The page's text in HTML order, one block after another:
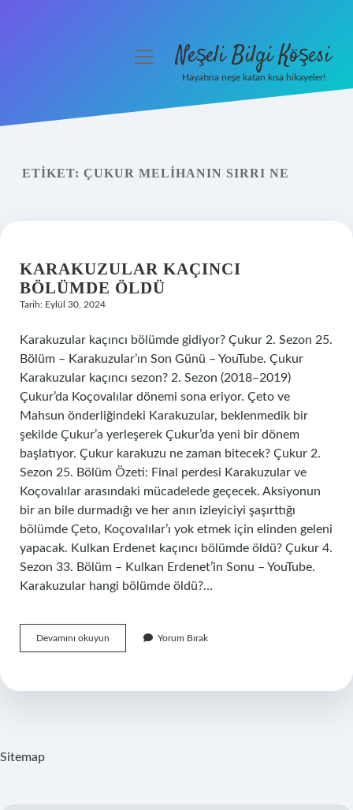
Yasal Uyarı
menüyüNeşeli Bilgi Köşesi
Hayatına neşe katan kısa hikayeler!
ETIKET: ÇUKUR MELIHANIN SIRRI NE
KARAKUZULAR KAÇINCI
BÖLÜMDE ÖLDÜ
Tarih: Eylül 30, 2024
Karakuzular kaçıncı bölümde gidiyor? Çukur 2. Sezon 25.
Bölüm – Karakuzular’ın Son Günü – YouTube. Çukur
Karakuzular kaçıncı sezon? 2. Sezon (2018–2019)
Çukur’da Koçovalılar dönemi sona eriyor. Çeto ve
Mahsun önderliğindeki Karakuzular, beklenmedik bir
şekilde Çukur’a yerleşerek Çukur’da yeni bir dönem
başlatıyor. Çukur karakuzu ne zaman bitecek? Çukur 2.
Sezon 25. Bölüm Özeti: Final perdesi Karakuzular ve
Koçovalılar arasındaki mücadelede geçecek. Aksiyonun
bir an bile durmadığı ve her anın izleyiciyi şaşırttığı
bölümde Çeto, Koçovalılar’ı yok etmek için elinden geleni
yapacak. Kulkan Erdenet kaçıncı bölümde öldü? Çukur 4.
Sezon 33. Bölüm – Kulkan Erdenet’in Sonu – YouTube.
Karakuzular hangi bölümde öldü?…
Devamını okuyun Karakuzular
Kaçıncı
Yorum Bırak
Sitemap